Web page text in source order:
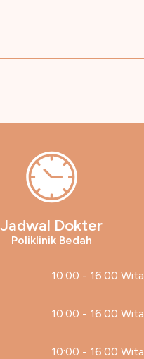
Jadwal Dokter
Poliklinik Bedah
10:00 - 16:00 Wita
10:00 - 16:00 Wita
10:00 - 16:00 Wita